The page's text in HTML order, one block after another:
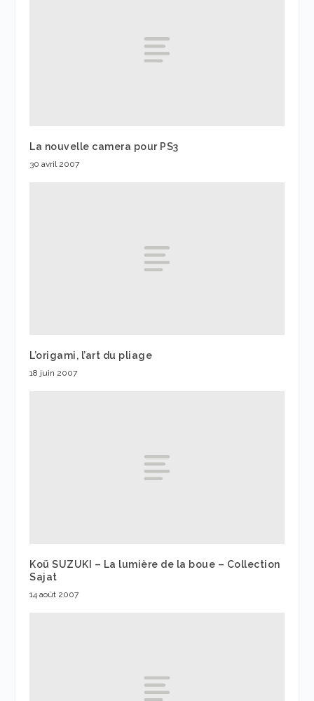
La nouvelle camera pour PS3
30 avril 2007
L’origami, l’art du pliage
18 juin 2007
Koü SUZUKI – La lumière de la boue – Collection
Sajat
14 août 2007